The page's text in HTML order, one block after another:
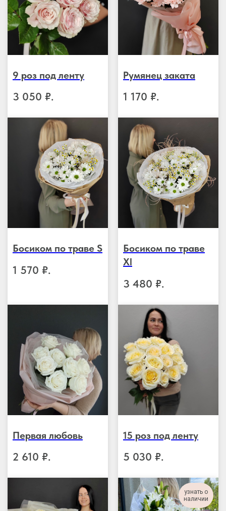
9 роз под ленту
3 050 ₽.
Румянец заката
1 170 ₽.
Босиком по траве S
1 570 ₽.
Босиком по траве
Xl
3 480 ₽.
Первая любовь
2 610 ₽.
15 роз под ленту
5 030 ₽.
узнать о
наличии